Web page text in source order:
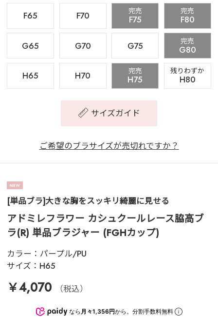
F65 F70 完売
F75
完売
F80
G65 G70 G75 完売
G80
H65 H70 完売
H75
残りわずか
H80
サイズガイド
ご希望のブラサイズが売切れですか？
[単品ブラ]大きな胸をスッキリ綺麗に見せる
アドミレフラワー カシュクールレース脇高ブ
ラ(R) 単品ブラジャー (FGHカップ)
カラー： パープル/PU
サイズ： H65
￥4,070 （税込）
なら 月々1,356円から。分割手数料無料